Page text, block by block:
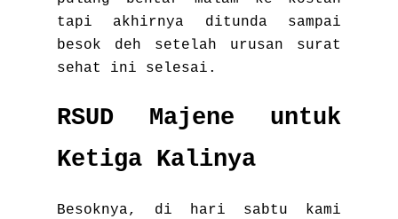
tapi akhirnya ditunda sampai
besok deh setelah urusan surat
sehat ini selesai.
RSUD Majene untuk
Ketiga Kalinya
Besoknya, di hari sabtu kami